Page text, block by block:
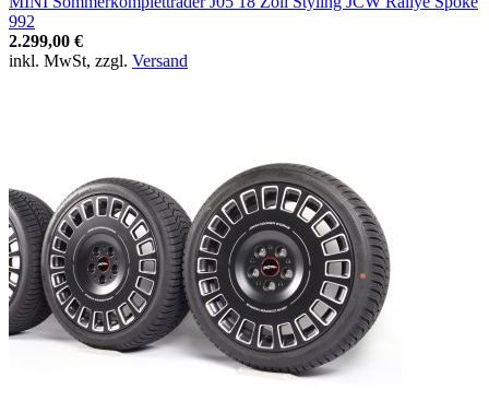
992
2.299,00 €
inkl. MwSt, zzgl. Versand